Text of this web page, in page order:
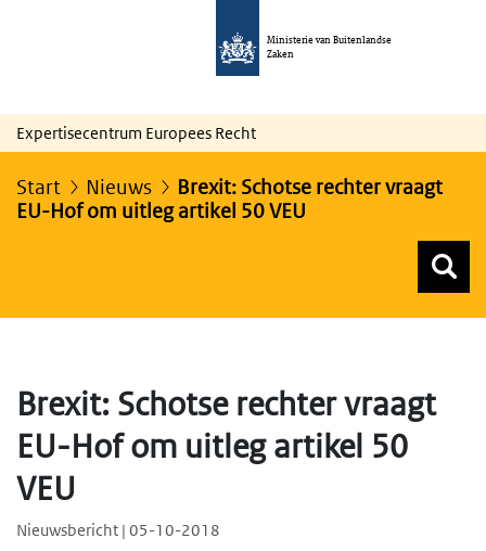
Ministerie van Buitenlandse
Zaken
Expertisecentrum Europees Recht
Start Nieuws
Brexit: Schotse rechter vraagt
EU-Hof om uitleg artikel 50 VEU
Brexit: Schotse rechter vraagt
EU-Hof om uitleg artikel 50
VEU
Nieuwsbericht | 05-10-2018